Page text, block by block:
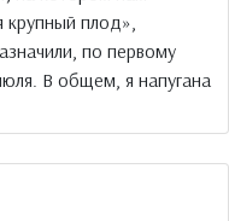
плод»,
по первому
В общем, я напугана